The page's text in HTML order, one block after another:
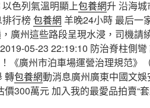
以色列氣溫明顯上包養網升 沿海
行榜包養網 羊晚24小時 最后一
廣州這些路段呈現水浸，司機
05-23 22:19:10 防治脊柱側
《廣州市泊車場運營治理規范》
轉包養網動消息廣州廣東中國文
價300萬元 加入我的最愛品拍賣“